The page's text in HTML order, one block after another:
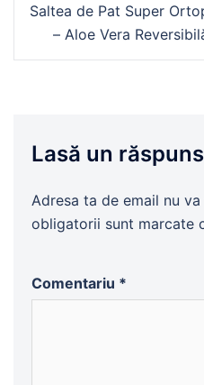
Saltea de Pat Super
– Aloe Vera
Lasă un răspuns
Adresa ta de email nu
obligatorii sunt marcate
Comentariu *